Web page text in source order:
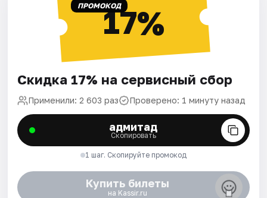
ПРОМОКОД17%
Скидка 17% на сервисный сбор
Применили: 2 603 раз Проверено: 1 минуту назад
адмитад
Скопировать
1 шаг. Скопируйте промокод
Купить билеты
на Kassir.ru